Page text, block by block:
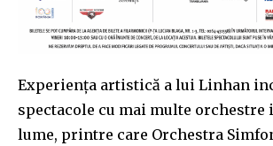
Experiența artistică a lui Linhan
spectacole cu mai multe
lume, printre care Orchestra